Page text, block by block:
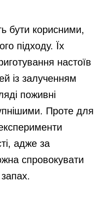
бути корисними,
підходу. Їх
настоїв
із залученням
поживні
Проте для
адже за
спровокувати